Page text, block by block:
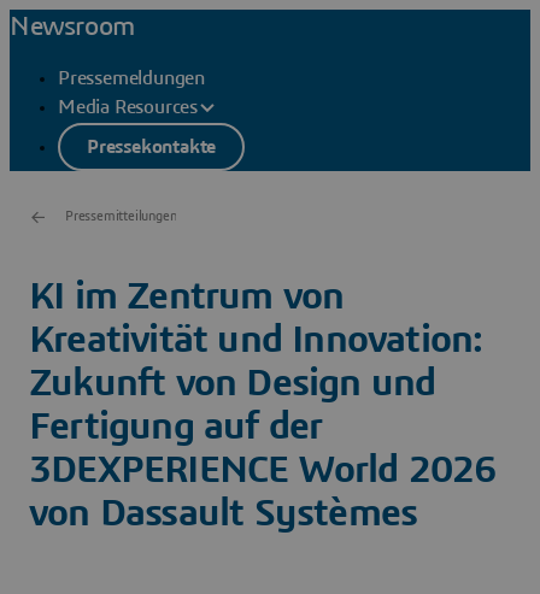
Newsroom
Pressemeldungen
Media Resources
Pressekontakte
Pressemitteilungen
KI im Zentrum von
Kreativität und Innovation:
Zukunft von Design und
Fertigung auf der
3DEXPERIENCE World 2026
von Dassault Systèmes